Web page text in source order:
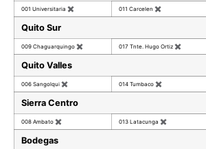
001 Universitaria ✖ 011 Carcelen ✖
Quito Sur
009 Chaguarquingo ✖ 017 Tnte. Hugo Ortiz ✖
Quito Valles
006 Sangolqui ✖ 014 Tumbaco ✖
Sierra Centro
008 Ambato ✖ 013 Latacunga ✖
Bodegas